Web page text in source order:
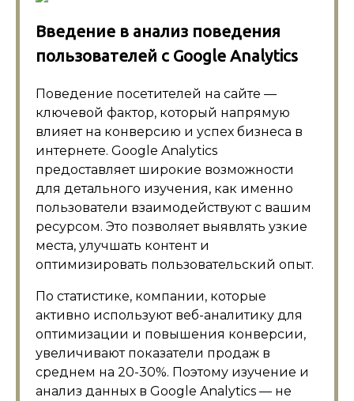
Введение в анализ поведения
пользователей с Google Analytics
Поведение посетителей на сайте —
ключевой фактор, который напрямую
влияет на конверсию и успех бизнеса в
интернете. Google Analytics
предоставляет широкие возможности
для детального изучения, как именно
пользователи взаимодействуют с вашим
ресурсом. Это позволяет выявлять узкие
места, улучшать контент и
оптимизировать пользовательский опыт.
По статистике, компании, которые
активно используют веб-аналитику для
оптимизации и повышения конверсии,
увеличивают показатели продаж в
среднем на 20-30%. Поэтому изучение и
анализ данных в Google Analytics — не